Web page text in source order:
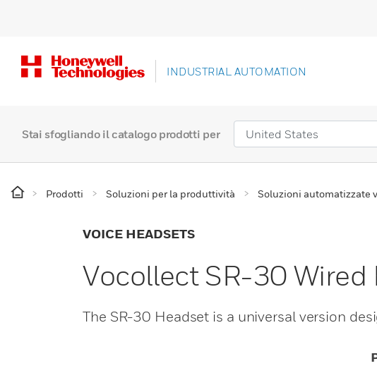
INDUSTRIAL AUTOMATION
Stai sfogliando il catalogo prodotti per
Prodotti Soluzioni per la produttività Soluzioni automatizzate
VOICE HEADSETS
Vocollect SR-30 Wired
The SR-30 Headset is a universal version